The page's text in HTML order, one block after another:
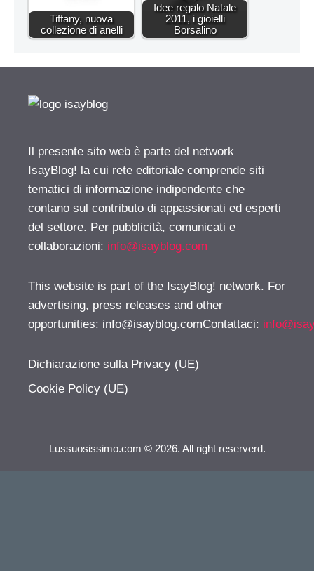
Tiffany, nuova
collezione di anelli
Idee regalo Natale
2011, i gioielli
Borsalino
Il presente sito web è parte del network
IsayBlog! la cui rete editoriale comprende siti
tematici di informazione indipendente che
contano sul contributo di appassionati ed esperti
del settore. Per pubblicità, comunicati e
collaborazioni: info@isayblog.com
This website is part of the IsayBlog! network. For
advertising, press releases and other
opportunities: info@isayblog.comContattaci:
Dichiarazione sulla Privacy (UE)
Cookie Policy (UE)
Lussuosissimo.com © 2026. All right reserverd.